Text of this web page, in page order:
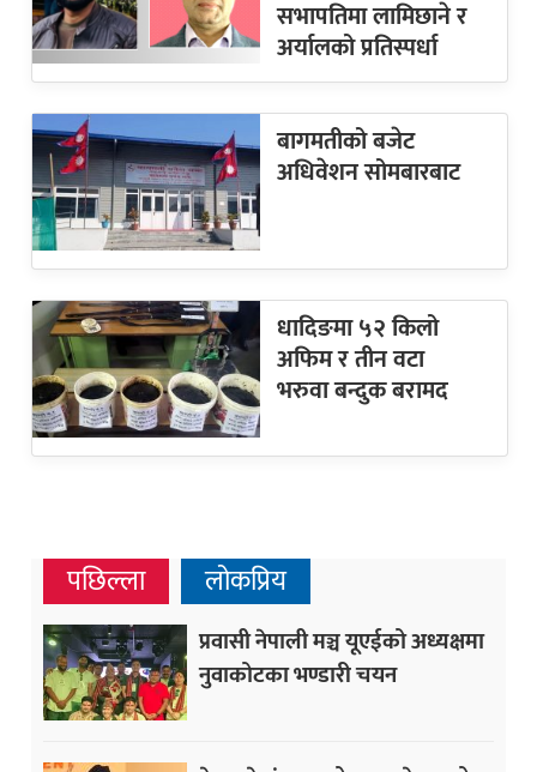
सभापतिमा लामिछाने र
अर्यालको प्रतिस्पर्धा
बागमतीको बजेट
अधिवेशन सोमबारबाट
धादिङमा ५२ किलो
अफिम र तीन वटा
भरुवा बन्दुक बरामद
पछिल्ला लोकप्रिय
प्रवासी नेपाली मञ्च यूएईको अध्यक्षमा
नुवाकोटका भण्डारी चयन